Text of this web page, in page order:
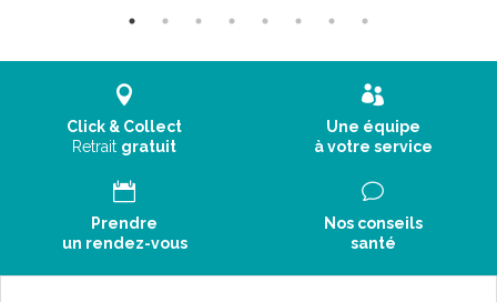
Click & Collect
Retrait gratuit
Une équipe
à votre service
Prendre
un rendez-vous
Nos conseils
santé